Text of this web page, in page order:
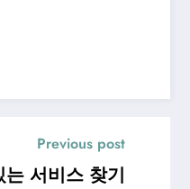
Previous post
서비스 찾기